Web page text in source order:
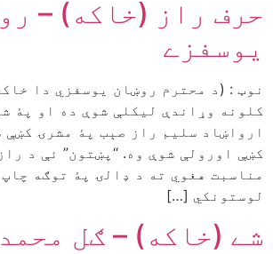
حرف راز (خاکه) –
يوسفزے
نوټ : (د محترم روښان يوسفزي دا
کلونه وړاندې ليکلې شوې ده او پۀ
ارواښاد سليم راز صېب پۀ مشرۍ کښې
کښې اورولې شوې وه. “پښتون” ئې د
مناسبت هغوي ته د ډالۍ پۀ توګه
لوستونکي […]
شے (خاکه) – ګل